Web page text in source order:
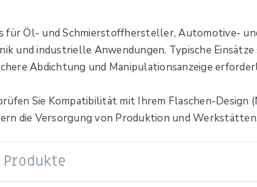
für Öl- und Schmierstoffhersteller, Automotive-
und industrielle Anwendungen. Typische
Abdichtung und Manipulationsanzeige
Sie Kompatibilität mit Ihrem Flaschen-
die Versorgung von Produktion und Werkstätten.